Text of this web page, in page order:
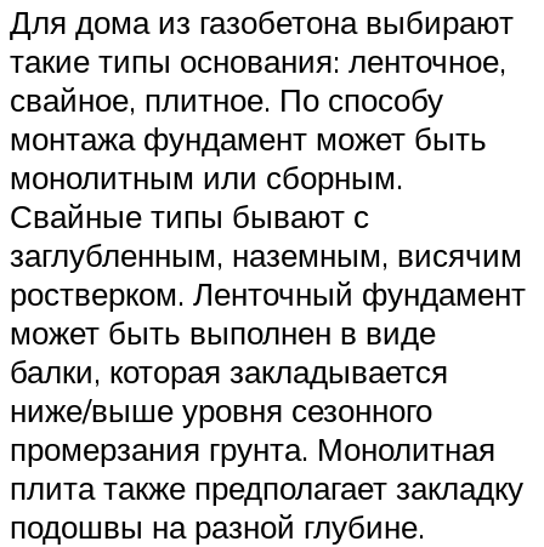
Для дома из газобетона выбирают
такие типы основания: ленточное,
свайное, плитное. По способу
монтажа фундамент может быть
монолитным или сборным.
Свайные типы бывают с
заглубленным, наземным, висячим
ростверком. Ленточный фундамент
может быть выполнен в виде
балки, которая закладывается
ниже/выше уровня сезонного
промерзания грунта. Монолитная
плита также предполагает закладку
подошвы на разной глубине.